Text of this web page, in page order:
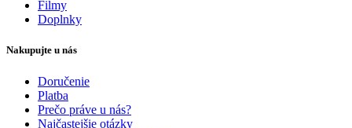
Filmy
Doplnky
Nakupujte u nás
Doručenie
Platba
Prečo práve u nás?
Najčastejšie otázky